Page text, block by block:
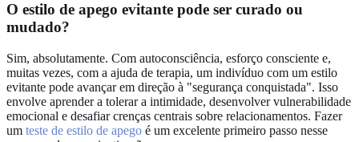
O estilo de apego evitante pode ser curado ou
mudado?
Sim, absolutamente. Com autoconsciência, esforço consciente e,
muitas vezes, com a ajuda de terapia, um indivíduo com um estilo
evitante pode avançar em direção à "segurança conquistada". Isso
envolve aprender a tolerar a intimidade, desenvolver vulnerabilidade
emocional e desafiar crenças centrais sobre relacionamentos. Fazer
um teste de estilo de apego é um excelente primeiro passo nesse